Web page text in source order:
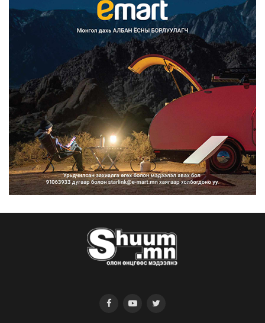
Францад иргэд рүү зөвшөөрөлгүй
сурталчилгааны дууд...
2026/08/07
Нийтийн тээврийн Ч:19А чиглэлийн
замналд түр хугац...
2026/08/07
Автомашины улсын дугаар сондгой
тоогоор төгссөн бо...